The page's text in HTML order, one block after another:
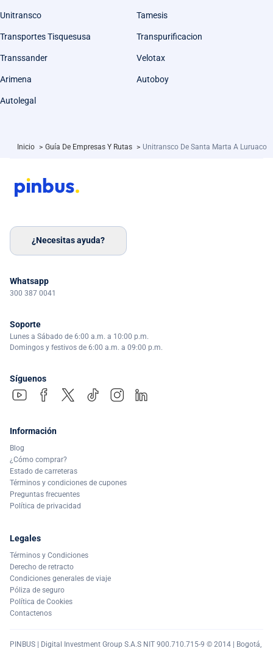
Unitransco Tamesis
Transportes Tisquesusa Transpurificacion
Transsander Velotax
Arimena Autoboy
Autolegal
Inicio > Guía De Empresas Y Rutas > Unitransco De Santa Marta A Luruaco
¿Necesitas ayuda?
Whatsapp
300 387 0041
Soporte
Lunes a Sábado de 6:00 a.m. a 10:00 p.m.
Domingos y festivos de 6:00 a.m. a 09:00 p.m.
Síguenos
Información
Blog
¿Cómo comprar?
Estado de carreteras
Términos y condiciones de cupones
Preguntas frecuentes
Política de privacidad
Legales
Términos y Condiciones
Derecho de retracto
Condiciones generales de viaje
Póliza de seguro
Política de Cookies
Contactenos
PINBUS | Digital Investment Group S.A.S NIT 900.710.715-9 © 2014 | Bogotá,